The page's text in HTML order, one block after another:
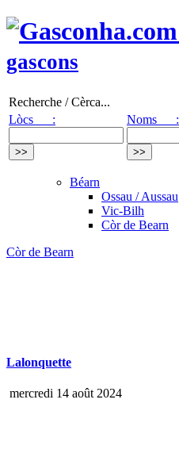
gascons
Recherche / Cèrca...
Lòcs :
Noms :
Béarn
Ossau / Aussau
Vic-Bilh
Còr de Bearn
Còr de Bearn
Lalonquette
mercredi 14 août 2024